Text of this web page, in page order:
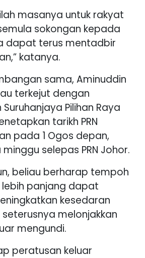
masanya untuk rakyat
sokongan kepada
dapat terus mentadbir
katanya.
sama, Aminuddin
terkejut dengan
Pilihan Raya
tarikh PRN
pada 1 Ogos depan,
selepas PRN Johor.
beliau berharap tempoh
panjang dapat
kesedaran
melonjakkan
mengundi.
peratusan keluar